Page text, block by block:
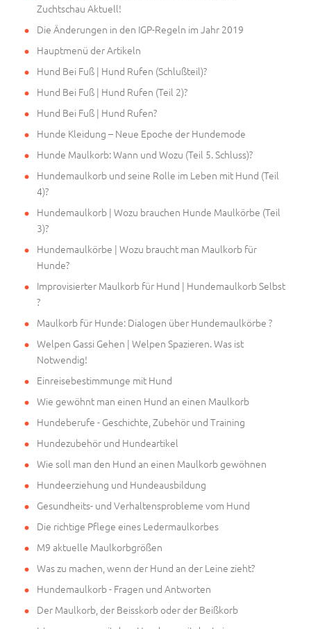
Zuchtschau Aktuell!
Die Änderungen in den IGP-Regeln im Jahr 2019
Hauptmenü der Artikeln
Hund Bei Fuß | Hund Rufen (Schlußteil)?
Hund Bei Fuß | Hund Rufen (Teil 2)?
Hund Bei Fuß | Hund Rufen?
Hunde Kleidung – Neue Epoche der Hundemode
Hunde Maulkorb: Wann und Wozu (Teil 5. Schluss)?
Hundemaulkorb und seine Rolle im Leben mit Hund (Teil
4)?
Hundemaulkorb | Wozu brauchen Hunde Maulkörbe (Teil
3)?
Hundemaulkörbe | Wozu braucht man Maulkorb für
Hunde?
Improvisierter Maulkorb für Hund | Hundemaulkorb Selbst
?
Maulkorb für Hunde: Dialogen über Hundemaulkörbe ?
Welpen Gassi Gehen | Welpen Spazieren. Was ist
Notwendig!
Einreisebestimmunge mit Hund
Wie gewöhnt man einen Hund an einen Maulkorb
Hundeberufe - Geschichte, Zubehör und Training
Hundezubehör und Hundeartikel
Wie soll man den Hund an einen Maulkorb gewöhnen
Hundeerziehung und Hundeausbildung
Gesundheits- und Verhaltensprobleme vom Hund
Die richtige Pflege eines Ledermaulkorbes
M9 aktuelle Maulkorbgrößen
Was zu machen, wenn der Hund an der Leine zieht?
Hundemaulkorb - Fragen und Antworten
Der Maulkorb, der Beisskorb oder der Beißkorb